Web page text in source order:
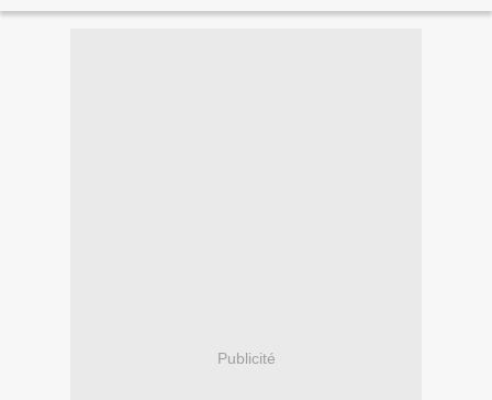
Publicité